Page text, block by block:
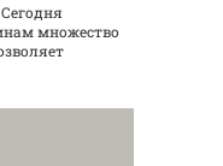
множество